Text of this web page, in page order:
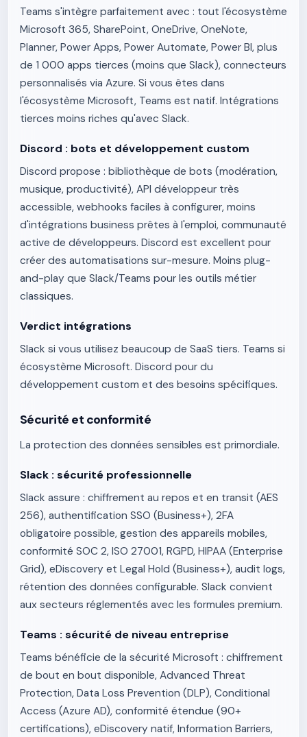
Teams s'intègre parfaitement avec : tout l'écosystème
Microsoft 365, SharePoint, OneDrive, OneNote,
Planner, Power Apps, Power Automate, Power BI, plus
de 1 000 apps tierces (moins que Slack), connecteurs
personnalisés via Azure. Si vous êtes dans
l'écosystème Microsoft, Teams est natif. Intégrations
tierces moins riches qu'avec Slack.
Discord : bots et développement custom
Discord propose : bibliothèque de bots (modération,
musique, productivité), API développeur très
accessible, webhooks faciles à configurer, moins
d'intégrations business prêtes à l'emploi, communauté
active de développeurs. Discord est excellent pour
créer des automatisations sur-mesure. Moins plug-
and-play que Slack/Teams pour les outils métier
classiques.
Verdict intégrations
Slack si vous utilisez beaucoup de SaaS tiers. Teams si
écosystème Microsoft. Discord pour du
développement custom et des besoins spécifiques.
Sécurité et conformité
La protection des données sensibles est primordiale.
Slack : sécurité professionnelle
Slack assure : chiffrement au repos et en transit (AES
256), authentification SSO (Business+), 2FA
obligatoire possible, gestion des appareils mobiles,
conformité SOC 2, ISO 27001, RGPD, HIPAA (Enterprise
Grid), eDiscovery et Legal Hold (Business+), audit logs,
rétention des données configurable. Slack convient
aux secteurs réglementés avec les formules premium.
Teams : sécurité de niveau entreprise
Teams bénéficie de la sécurité Microsoft : chiffrement
de bout en bout disponible, Advanced Threat
Protection, Data Loss Prevention (DLP), Conditional
Access (Azure AD), conformité étendue (90+
certifications), eDiscovery natif, Information Barriers,